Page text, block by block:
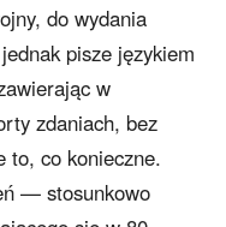
do wydania
pisze językiem
w
zdaniach, bez
to, co konieczne.
— stosunkowo